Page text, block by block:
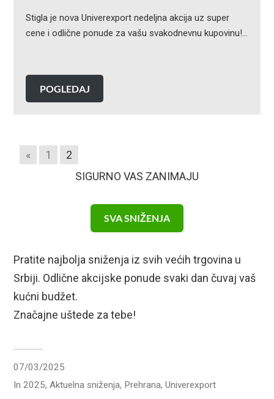
Stigla je nova Univerexport nedeljna akcija uz super
cene i odlične ponude za vašu svakodnevnu kupovinu!…
POGLEDAJ
« 1
2
SIGURNO VAS ZANIMAJU
SVA SNIŽENJA
Pratite najbolja sniženja iz svih većih trgovina u
Srbiji. Odlične akcijske ponude svaki dan čuvaj vaš
kućni budžet.
Značajne uštede za tebe!
07/03/2025
In2025,Aktuelna sniženja, Prehrana,Univerexport